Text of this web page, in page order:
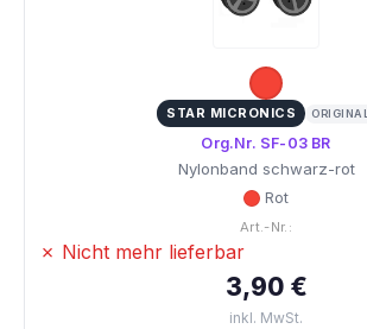
STAR MICRONICS ORIGINAL
Org.Nr. SF-03 BR
Nylonband schwarz-rot
Rot
Art.-Nr.:
✗ Nicht mehr lieferbar
3,90 €
inkl. MwSt.